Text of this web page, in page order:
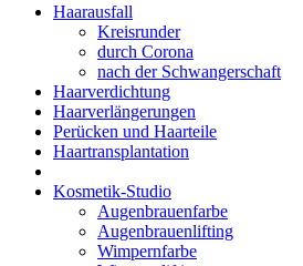
Haarausfall
Kreisrunder
durch Corona
nach der Schwangerschaft
Haarverdichtung
Haarverlängerungen
Perücken und Haarteile
Haartransplantation
Kosmetik-Studio
Augenbrauenfarbe
Augenbrauenlifting
Wimpernfarbe